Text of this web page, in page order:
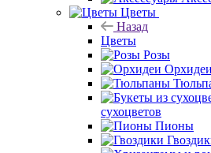
Цветы
Назад
Цветы
Розы
Орхидеи
сухоцветов
Пионы